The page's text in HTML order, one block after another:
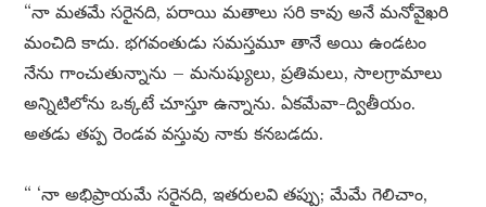
“నా మతమే సరైనది, పరాయి మతాలు సరి కావు అనే మనోవైఖరి
మంచిది కాదు. భగవంతుడు సమస్తమూ తానే అయి ఉండటం
నేను గాంచుతున్నాను – మనుష్యులు, ప్రతిమలు, సాలగ్రామాలు
అన్నిటిలోను ఒక్కటే చూస్తూ ఉన్నాను. ఏకమేవా-ద్వితీయం.
అతడు తప్ప రెండవ వస్తువు నాకు కనబడదు.
“ ‘నా అభిప్రాయమే సరైనది, ఇతరులవి తప్పు; మేమే గెలిచాం,